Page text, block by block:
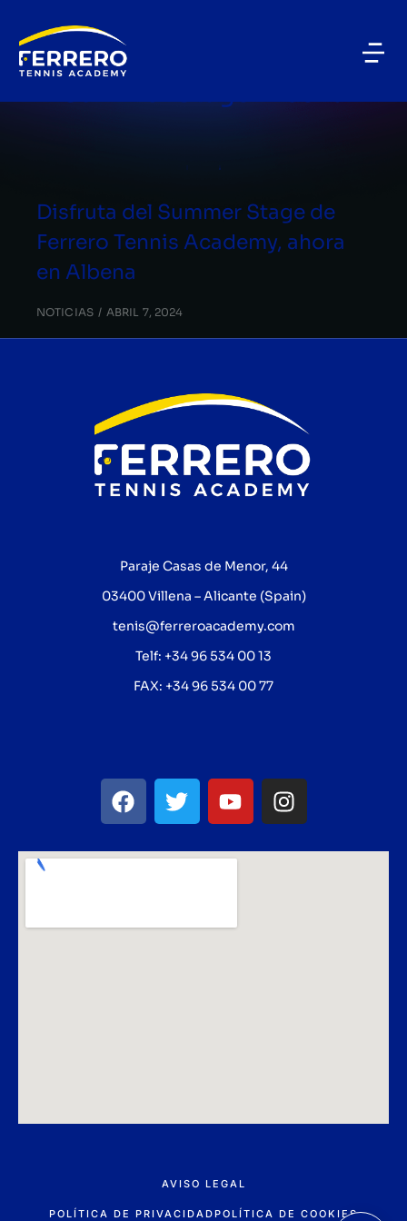
Summer Stage Albena
Disfruta del Summer Stage de
Ferrero Tennis Academy, ahora
en Albena
NOTICIAS ABRIL 7, 2024
Paraje Casas de Menor, 44
03400 Villena – Alicante (Spain)
tenis@ferreroacademy.com
Telf: +34 96 534 00 13
FAX: +34 96 534 00 77
AVISO LEGAL
POLÍTICA DE PRIVACIDADPOLÍTICA DE COOKIES